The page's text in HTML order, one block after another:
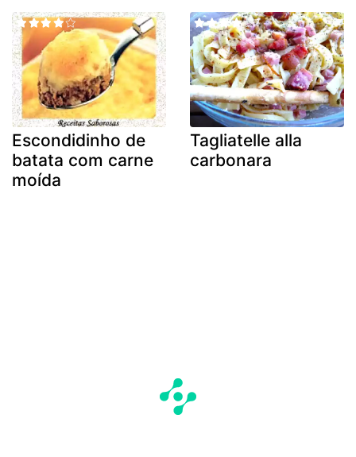
Escondidinho de
batata com carne
moída
Tagliatelle alla
carbonara